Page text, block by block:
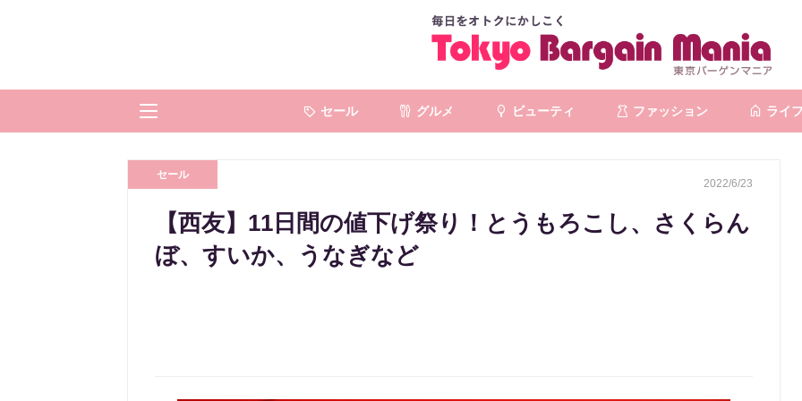
セール グルメ ビューティ ファッション ライフ
セール
2022/6/23
【西友】11日間の値下げ祭り！とうもろこし、さくらん
ぼ、すいか、うなぎなど